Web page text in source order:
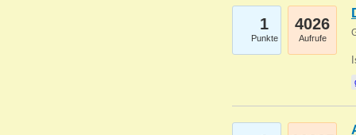
1
Punkte
4026
Aufrufe